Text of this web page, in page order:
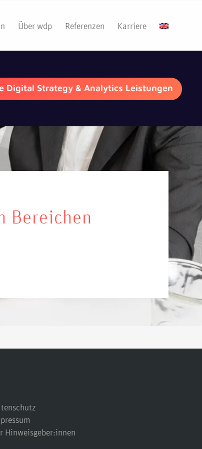
Über wdp Referenzen Karriere
Digital Strategy & Analytics Leistungen
Bereichen
Hinweisgeber:innen